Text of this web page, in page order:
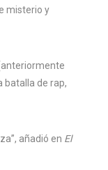
misterio y
batalla de rap,
añadió en El